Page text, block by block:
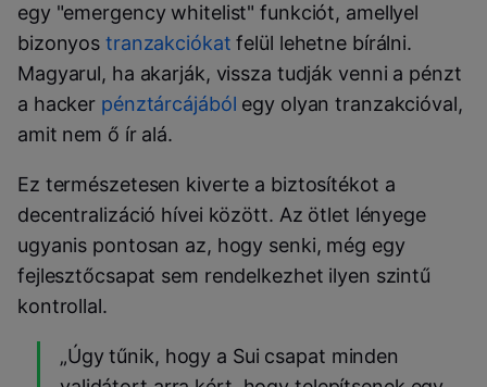
egy "emergency whitelist" funkciót, amellyel
bizonyos tranzakciókat felül lehetne bírálni.
Magyarul, ha akarják, vissza tudják venni a pénzt
a hacker pénztárcájából egy olyan tranzakcióval,
amit nem ő ír alá.
Ez természetesen kiverte a biztosítékot a
decentralizáció hívei között. Az ötlet lényege
ugyanis pontosan az, hogy senki, még egy
fejlesztőcsapat sem rendelkezhet ilyen szintű
kontrollal.
„Úgy tűnik, hogy a Sui csapat minden